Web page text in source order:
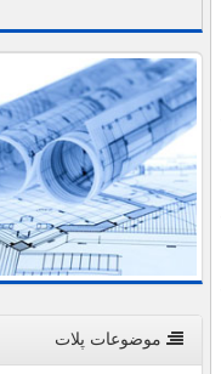
موضوعات پلات